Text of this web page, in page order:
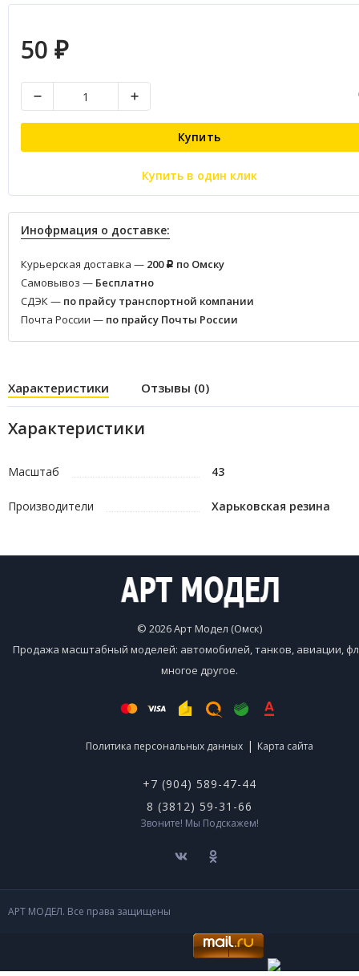
50 ₽
Купить
Купить в один клик
Инофрмация о доставке:
Курьерская доставка — 200 Р по Омску
Самовывоз — Бесплатно
СДЭК — по прайсу транспортной компании
Почта России — по прайсу Почты России
Характеристики Отзывы (0)
Характеристики
Масштаб 43
Производители Харьковская резина
© 2026 Арт Модел (Омск)
Продажа масштабный моделей: автомобилей, танков, авиации,
многое другое.
Политика персональных данных | Карта сайта
+7 (904) 589-47-44
8 (3812) 59-31-66
Звоните! Мы Подскажем!
АРТ МОДЕЛ. Все права защищены